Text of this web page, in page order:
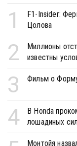
1
F1-Insider:
Цолова
2
Миллионы
известны
3 Фильм о
4
В Honda
лошадиных сил
Монтойя